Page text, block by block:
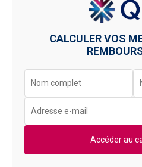
CALCULER VOS
Accéder au